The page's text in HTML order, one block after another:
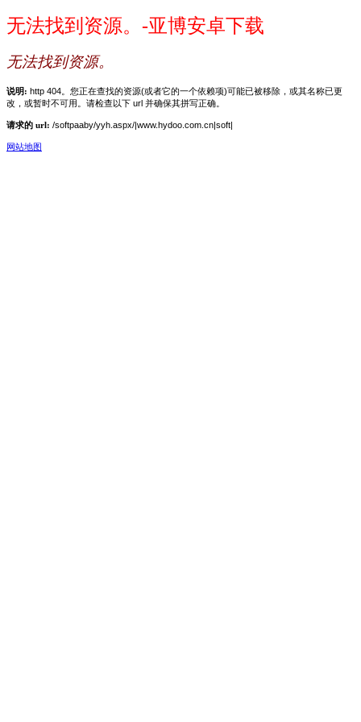
无法找到资源。-亚博安卓下载
无法找到资源。
说明: http 404。您正在查找的资源(或者它的一个依赖项)可能已被移除，或其名称已更
改，或暂时不可用。请检查以下 url 并确保其拼写正确。
请求的 url: /softpaaby/yyh.aspx/|www.hydoo.com.cn|soft|
网站地图